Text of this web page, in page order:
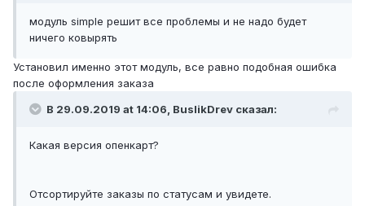
модуль simple решит все проблемы и не надо будет
ничего ковырять
Установил именно этот модуль, все равно подобная ошибка
после оформления заказа
В 29.09.2019 at 14:06, BuslikDrev сказал:
Какая версия опенкарт?
Отсортируйте заказы по статусам и увидете.